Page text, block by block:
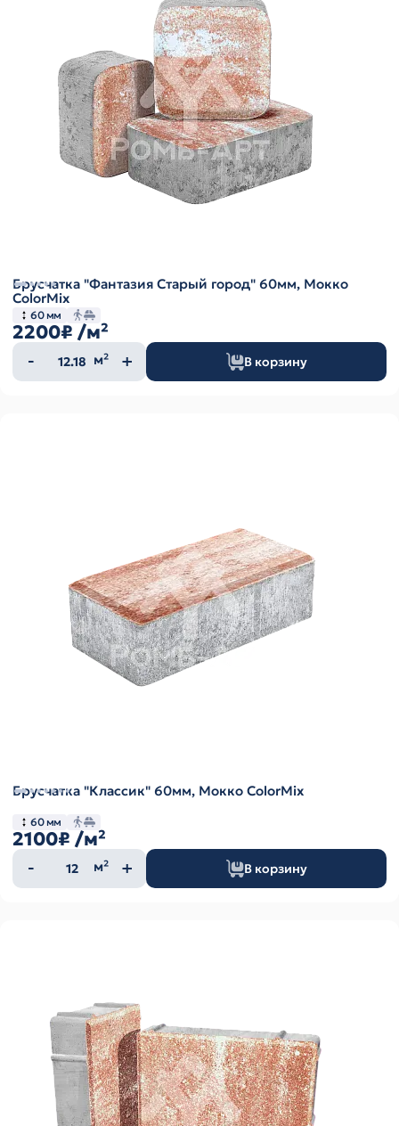
Брусчатка "Фантазия Старый город" 60мм, Мокко
ColorMix
60 мм
2200₽ /м²
Количество
товара
м² В корзину
Брусчатка "Классик" 60мм, Мокко ColorMix
60 мм
2100₽ /м²
Количество
товара
м² В корзину